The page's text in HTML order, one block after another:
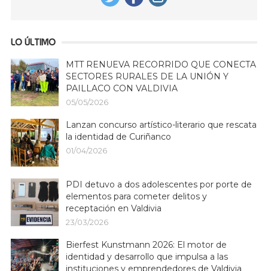
LO ÚLTIMO
MTT RENUEVA RECORRIDO QUE CONECTA
SECTORES RURALES DE LA UNIÓN Y
PAILLACO CON VALDIVIA
05/05/2026
Lanzan concurso artístico-literario que rescata
la identidad de Curiñanco
01/04/2026
PDI detuvo a dos adolescentes por porte de
elementos para cometer delitos y
receptación en Valdivia
23/03/2026
Bierfest Kunstmann 2026: El motor de
identidad y desarrollo que impulsa a las
instituciones y emprendedores de Valdivia